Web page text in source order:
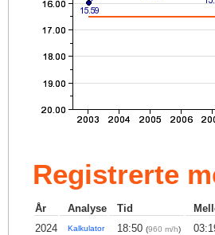
Registrerte
År Analyse Tid
2024
Kalkulator 18:50 (960 m/h)